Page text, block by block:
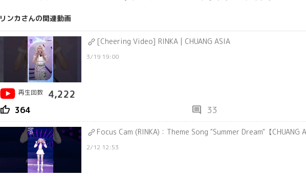
リンカさんの関連動画
[Cheering Video] RINKA | CHUANG ASIA
3/19 19:00
再生回数 4,222
thumb_up 364 comment 33
Focus Cam (RINKA)：Theme Song "Summer Dream"【CHUANG
2/12 12:53